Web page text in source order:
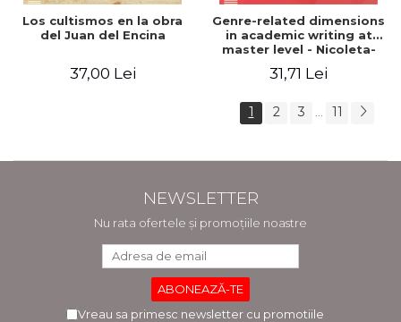
Los cultismos en la obra
del Juan del Encina
37,00 Lei
Genre-related dimensions
in academic writing at
master level - Nicoleta-
31,71 Lei
1 2 3 ... 11
NEWSLETTER
Nu rata ofertele și promoțiile noastre
Vreau sa primesc newsletter cu promotiile